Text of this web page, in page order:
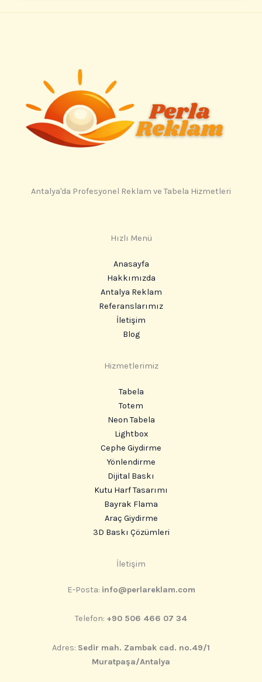
Antalya'da Profesyonel Reklam ve Tabela Hizmetleri
Hızlı Menü
Anasayfa
Hakkımızda
Antalya Reklam
Referanslarımız
İletişim
Blog
Hizmetlerimiz
Tabela
Totem
Neon Tabela
Lightbox
Cephe Giydirme
Yönlendirme
Dijital Baskı
Kutu Harf Tasarımı
Bayrak Flama
Araç Giydirme
3D Baskı Çözümleri
İletişim
E-Posta: info@perlareklam.com
Telefon: +90 506 466 07 34
Adres: Sedir mah. Zambak cad. no.49/1
Muratpaşa/Antalya